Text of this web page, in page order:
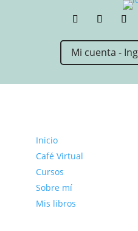
Mi cuenta -
Inicio
Café Virtual
Cursos
Sobre mí
Mis libros